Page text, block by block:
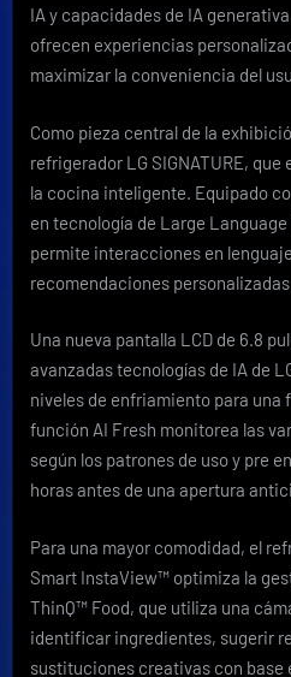
IA y capacidades de IA
ofrecen experiencias
maximizar la conveniencia del
Como pieza central de la
refrigerador LG SIGNATURE,
la cocina inteligente. Equipado
en tecnología de Large
permite interacciones en
recomendaciones
Una nueva pantalla LCD de 6.8
avanzadas tecnologías de IA de
niveles de enfriamiento para una
función AI Fresh monitorea las
según los patrones de uso y pre
horas antes de una apertura
Para una mayor comodidad, el
Smart InstaView™ optimiza la
ThinQ™ Food, que utiliza una
identificar ingredientes, sugerir
sustituciones creativas con base